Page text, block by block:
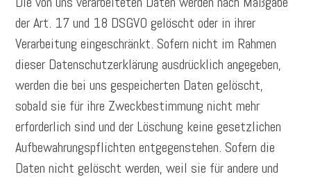
der Art. 17 und 18 DSGVO gelöscht oder in ihrer
Verarbeitung eingeschränkt. Sofern nicht im Rahmen
dieser Datenschutzerklärung ausdrücklich angegeben,
werden die bei uns gespeicherten Daten gelöscht,
sobald sie für ihre Zweckbestimmung nicht mehr
erforderlich sind und der Löschung keine gesetzlichen
Aufbewahrungspflichten entgegenstehen. Sofern die
Daten nicht gelöscht werden, weil sie für andere und